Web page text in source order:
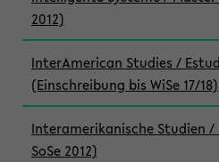
2012)
InterAmerican Studies /
(Einschreibung bis WiSe 17/18)
Interamerikanische Studien
SoSe 2012)